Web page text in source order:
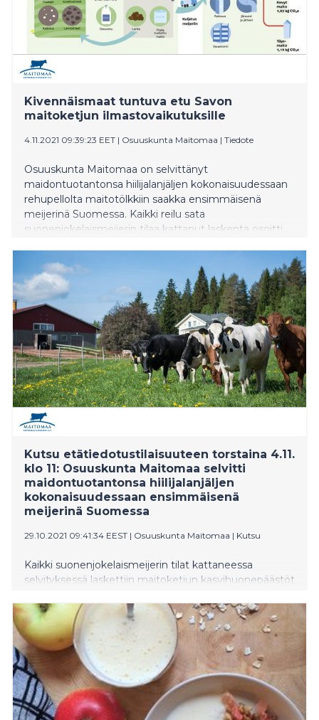
Kivennäismaat tuntuva etu Savon
maitoketjun ilmastovaikutuksille
4.11.2021 09:39:23 EET | Osuuskunta Maitomaa | Tiedote
Osuuskunta Maitomaa on selvittänyt
maidontuotantonsa hiilijalanjäljen kokonaisuudessaan
rehupellolta maitotölkkiin saakka ensimmäisenä
meijerinä Suomessa. Kaikki reilu sata
suonenjokelaismeijerin tilaa kattanut laskenta osoitti
Kutsu etätiedotustilaisuuteen torstaina 4.11.
klo 11: Osuuskunta Maitomaa selvitti
maidontuotantonsa hiilijalanjäljen
kokonaisuudessaan ensimmäisenä
meijerinä Suomessa
29.10.2021 09:41:34 EEST | Osuuskunta Maitomaa | Kutsu
Kaikki suonenjokelaismeijerin tilat kattaneessa
selvityksessä laskettiin maitoketjun kasvihuonepäästöt
kivennäismaiden edut turvepeltoihin verrattuna ja
paljasti samalla Maitomaan kilpailuedun.